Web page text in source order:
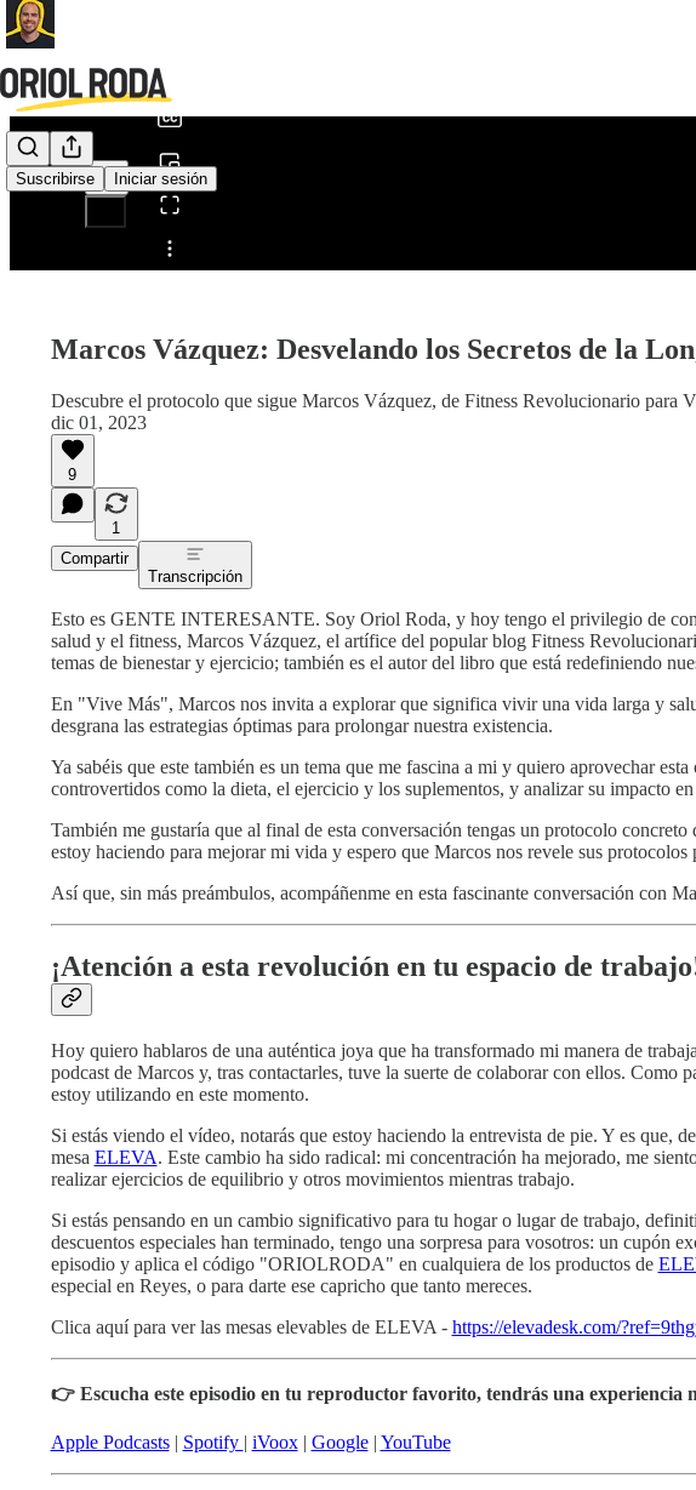
Suscribirse Iniciar sesión
Compartir desde0:00
Marcos Vázquez: Desvelando los Secretos de la
Descubre el protocolo que sigue Marcos Vázquez, de Fitness Revolucionario para
dic 01, 2023
9
1
Compartir
Transcripción
Esto es GENTE INTERESANTE. Soy Oriol Roda, y hoy tengo el privilegio de
salud y el fitness, Marcos Vázquez, el artífice del popular blog Fitness
temas de bienestar y ejercicio; también es el autor del libro que está redefiniendo
En "Vive Más", Marcos nos invita a explorar que significa vivir una vida larga y
desgrana las estrategias óptimas para prolongar nuestra existencia.
Ya sabéis que este también es un tema que me fascina a mi y quiero aprovechar
controvertidos como la dieta, el ejercicio y los suplementos, y analizar su impacto
También me gustaría que al final de esta conversación tengas un protocolo
estoy haciendo para mejorar mi vida y espero que Marcos nos revele sus protocolos
Así que, sin más preámbulos, acompáñenme en esta fascinante conversación con
¡Atención a esta revolución en tu espacio de
Hoy quiero hablaros de una auténtica joya que ha transformado mi manera de
podcast de Marcos y, tras contactarles, tuve la suerte de colaborar con ellos. Como
estoy utilizando en este momento.
Si estás viendo el vídeo, notarás que estoy haciendo la entrevista de pie. Y es que,
mesa ELEVA. Este cambio ha sido radical: mi concentración ha mejorado, me
realizar ejercicios de equilibrio y otros movimientos mientras trabajo.
Si estás pensando en un cambio significativo para tu hogar o lugar de trabajo,
descuentos especiales han terminado, tengo una sorpresa para vosotros: un cupón
episodio y aplica el código "ORIOLRODA" en cualquiera de los productos de
especial en Reyes, o para darte ese capricho que tanto mereces.
Clica aquí para ver las mesas elevables de ELEVA - https://elevadesk.com/
👉 Escucha este episodio en tu reproductor favorito, tendrás una experiencia
Apple Podcasts| Spotify | iVoox| Google| YouTube